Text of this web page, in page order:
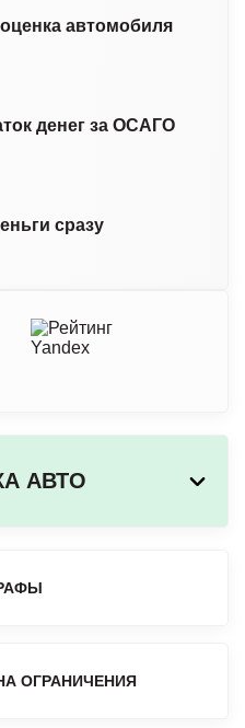
автомобиля
денег за ОСАГО
сразу
АВТО
ОГРАНИЧЕНИЯ